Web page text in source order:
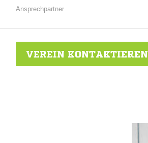
Ansprechpartner
VEREIN KONTAKTIEREN